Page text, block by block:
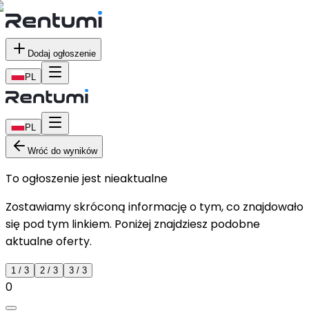
Dodaj ogłoszenie
PL
PL
Wróć do wyników
To ogłoszenie jest nieaktualne
Zostawiamy skróconą informację o tym, co znajdowało
się pod tym linkiem. Poniżej znajdziesz podobne
aktualne oferty.
1 / 3 2 / 3 3 / 3
0